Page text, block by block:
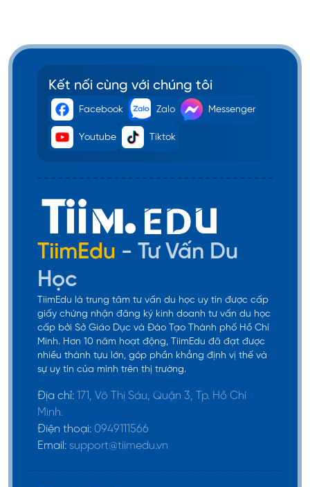
Kết nối cùng với chúng tôi
Facebook Zalo Messenger
Youtube Tiktok
TiimEdu - Tư Vấn Du
Học
TiimEdu là trung tâm tư vấn du học uy tín được cấp
giấy chứng nhận đăng ký kinh doanh tư vấn du học
cấp bởi Sở Giáo Dục và Đào Tạo Thành phố Hồ Chí
Minh. Hơn 10 năm hoạt động, TiimEdu đã đạt được
nhiều thành tựu lớn, góp phần khẳng định vị thế và
sự uy tín của mình trên thị trường.
Địa chỉ: 171, Võ Thị Sáu, Quận 3, Tp. Hồ Chí
Minh.
Điện thoại: 0949111566
Email: support@tiimedu.vn